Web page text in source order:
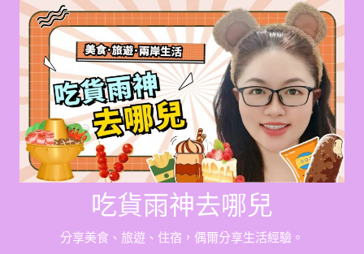
Skip
content
吃貨雨神去哪兒
分享美食、旅遊、住宿，偶爾分享生活經驗。